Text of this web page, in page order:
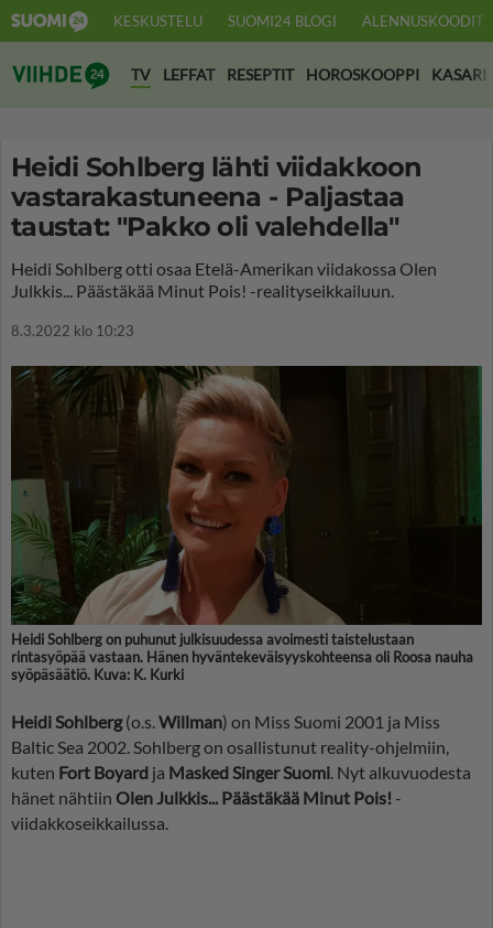
KESKUSTELU SUOMI24 BLOGI ALENNUSKOODIT
Suomi24 Viihde
TV LEFFAT RESEPTIT HOROSKOOPPI KASARI
Heidi Sohlberg lähti viidakkoon
vastarakastuneena - Paljastaa
taustat: "Pakko oli valehdella"
Heidi Sohlberg otti osaa Etelä-Amerikan viidakossa Olen
Julkkis... Päästäkää Minut Pois! -realityseikkailuun.
8.3.2022 klo 10:23
Heidi Sohlberg on puhunut julkisuudessa avoimesti taistelustaan
rintasyöpää vastaan. Hänen hyväntekeväisyyskohteensa oli Roosa nauha
syöpäsäätiö. Kuva: K. Kurki
Heidi Sohlberg(o.s.Willman) on Miss Suomi 2001 ja Miss
Baltic Sea 2002. Sohlberg on osallistunut reality-ohjelmiin,
kuten Fort Boyard ja Masked Singer Suomi. Nyt alkuvuodesta
hänet nähtiin Olen Julkkis... Päästäkää Minut Pois! -
viidakkoseikkailussa.